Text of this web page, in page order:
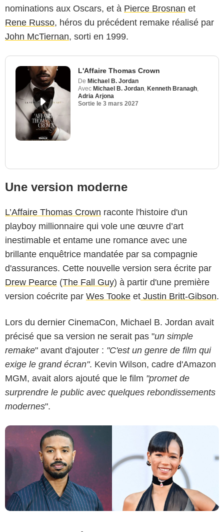
nominations aux Oscars, et à Pierce Brosnan et
Rene Russo, héros du précédent remake réalisé par
John McTiernan, sorti en 1999.
L'Affaire Thomas Crown
De Michael B. Jordan
Avec Michael B. Jordan Kenneth Branagh
Adria Arjona
Sortie le 3 mars 2027
Une version moderne
L’Affaire Thomas Crown raconte l'histoire d'un
playboy millionnaire qui vole une œuvre d’art
inestimable et entame une romance avec une
brillante enquêtrice mandatée par sa compagnie
d'assurances. Cette nouvelle version sera écrite par
Drew Pearce (The Fall Guy) à partir d'une première
version coécrite par Wes Tooke et Justin Britt-Gibson.
Lors du dernier CinemaCon, Michael B. Jordan avait
précisé que sa version ne serait pas "un simple
remake" avant d'ajouter : "C'est un genre de film qui
exige le grand écran". Kevin Wilson, cadre d'Amazon
MGM, avait alors ajouté que le film "promet de
surprendre le public avec quelques rebondissements
modernes".